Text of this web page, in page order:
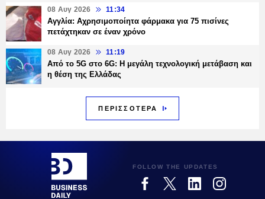
08 Αυγ 2026 11:34
Αγγλία: Αχρησιμοποίητα φάρμακα για 75 πισίνες
πετάχτηκαν σε έναν χρόνο
08 Αυγ 2026 11:19
Από το 5G στο 6G: Η μεγάλη τεχνολογική μετάβαση και
η θέση της Ελλάδας
ΠΕΡΙΣΣΟΤΕΡΑ
FOLLOW THE UPDATES